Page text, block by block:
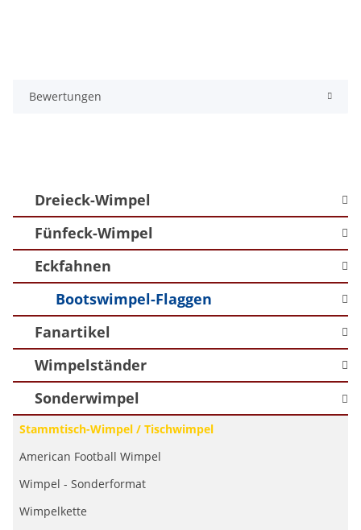
Bewertungen
Dreieck-Wimpel
Fünfeck-Wimpel
Eckfahnen
Bootswimpel-Flaggen
Fanartikel
Wimpelständer
Sonderwimpel
Stammtisch-Wimpel / Tischwimpel
American Football Wimpel
Wimpel - Sonderformat
Wimpelkette